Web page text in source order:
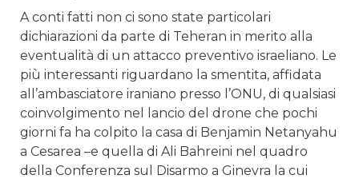
A conti fatti non ci sono state particolari
dichiarazioni da parte di Teheran in merito alla
eventualità di un attacco preventivo israeliano. Le
più interessanti riguardano la smentita, affidata
all’ambasciatore iraniano presso l’ONU, di qualsiasi
coinvolgimento nel lancio del drone che pochi
giorni fa ha colpito la casa di Benjamin Netanyahu
a Cesarea –e quella di Ali Bahreini nel quadro
della Conferenza sul Disarmo a Ginevra la cui